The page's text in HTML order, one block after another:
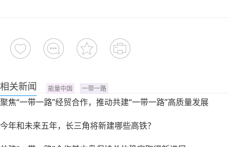
相关新闻 能量中国 一带一路
聚焦“一带一路”经贸合作，推动共建“一带一路”高质量发展
今年和未来五年，长三角将新建哪些高铁？